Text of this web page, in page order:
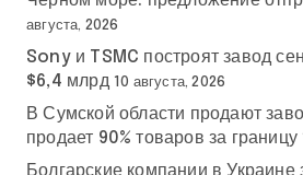
августа, 2026
Sony и TSMC построят завод
$6,4 млрд
10 августа, 2026
В Сумской области продают
продает 90% товаров за границу